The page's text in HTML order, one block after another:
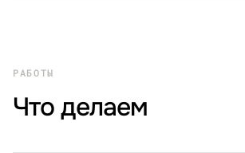
РАБОТЫ
Что делаем